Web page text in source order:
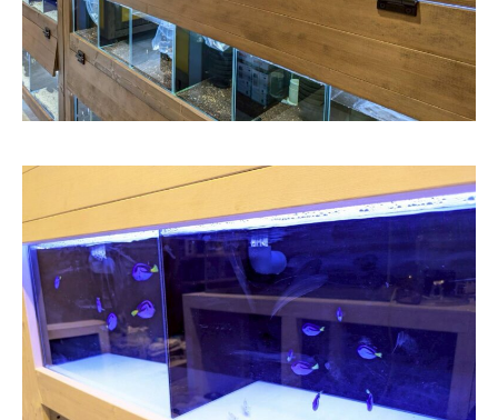
サンゴが白くなる「白化現象」と
は？原因と対策をわかりやすく解
説
可児市のクリニック様へ水槽メン
テナンス｜美しい水景を支える定
期メンテナンスの大切さ